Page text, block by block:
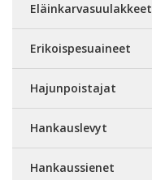
Eläinkarvasuulakkeet
Erikoispesuaineet
Hajunpoistajat
Hankauslevyt
Hankaussienet